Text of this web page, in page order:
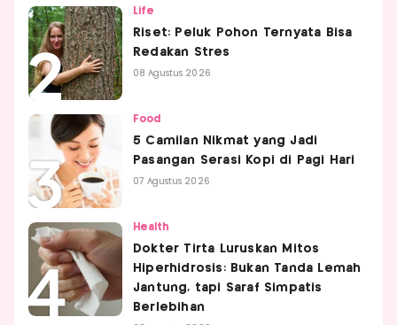
Life
Riset: Peluk Pohon Ternyata Bisa
Redakan Stres
08 Agustus 2026
Food
5 Camilan Nikmat yang Jadi
Pasangan Serasi Kopi di Pagi Hari
07 Agustus 2026
Health
Dokter Tirta Luruskan Mitos
Hiperhidrosis: Bukan Tanda Lemah
Jantung, tapi Saraf Simpatis
Berlebihan